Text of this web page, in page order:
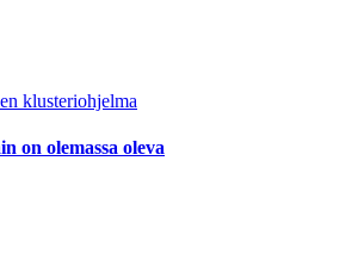
klusteriohjelma
on olemassa oleva